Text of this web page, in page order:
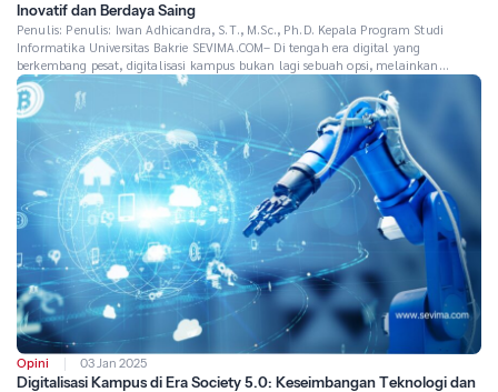
Inovatif dan Berdaya Saing
Penulis: Penulis: Iwan Adhicandra, S.T., M.Sc., Ph.D. Kepala Program Studi
Informatika Universitas Bakrie SEVIMA.COM– Di tengah era digital yang
berkembang pesat, digitalisasi kampus bukan lagi sebuah opsi, melainkan
kebutuhan yang harus dipenuhi oleh institusi pendidikan tinggi. Dengan
perkembangan teknologi seperti kecerdasan buatan (AI), big data, dan Internet of
Things (IoT), kampus memiliki peluang untuk bertransformasi […]
Opini 03 Jan 2025
Digitalisasi Kampus di Era Society 5.0: Keseimbangan Teknologi dan